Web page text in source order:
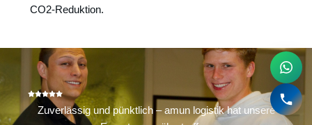
CO2-Reduktion.
Zuverlässig und pünktlich – amun logistik hat unsere